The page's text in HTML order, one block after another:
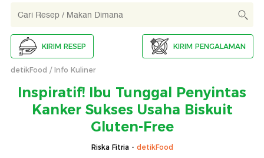
KIRIM RESEP KIRIM PENGALAMAN
detikFood Info Kuliner
Inspiratif! Ibu Tunggal Penyintas
Kanker Sukses Usaha Biskuit
Gluten-Free
Riska Fitria - detikFood